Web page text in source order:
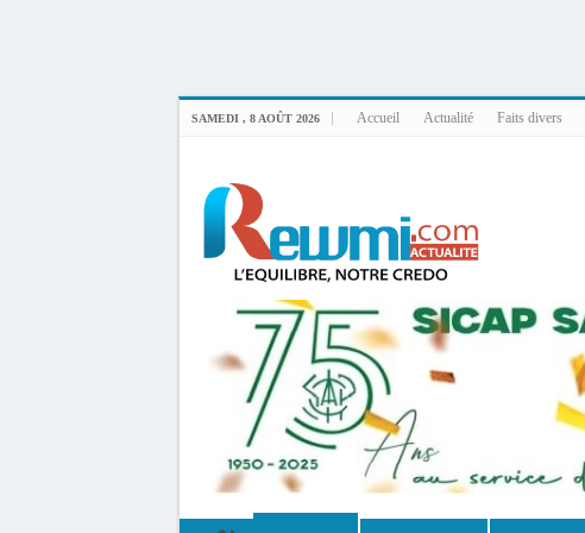
SAMEDI , 8 AOÛT 2026 Accueil Actualité Faits divers